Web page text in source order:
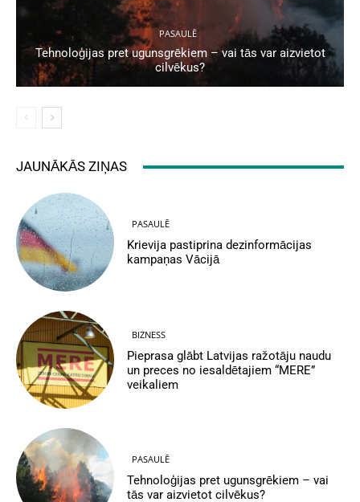
PASAULĒ
Tehnoloģijas pret ugunsgrēkiem – vai tās var aizvietot
cilvēkus?
JAUNĀKĀS ZIŅAS
PASAULĒ
Krievija pastiprina dezinformācijas
kampaņas Vācijā
BIZNESS
Pieprasa glābt Latvijas ražotāju naudu
un preces no iesaldētajiem “MERE”
veikaliem
PASAULĒ
Tehnoloģijas pret ugunsgrēkiem – vai
tās var aizvietot cilvēkus?